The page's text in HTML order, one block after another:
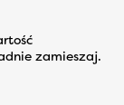
zamieszaj.